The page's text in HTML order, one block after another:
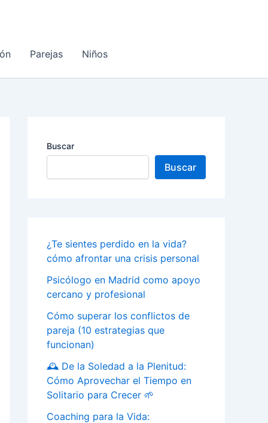
Parejas Niños
Buscar
Buscar
¿Te sientes perdido en la vida?
cómo afrontar una crisis personal
Psicólogo en Madrid como apoyo
cercano y profesional
Cómo superar los conflictos de
pareja (10 estrategias que
funcionan)
🕰️ De la Soledad a la Plenitud:
Cómo Aprovechar el Tiempo en
Solitario para Crecer 🌱
Coaching para la Vida: